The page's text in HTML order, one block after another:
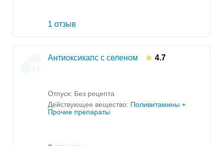
1 отзыв
Антиоксикапс с селеном 4.7
Отпуск: Без рецепта
Действующее вещество: Поливитамины +
Прочие препараты